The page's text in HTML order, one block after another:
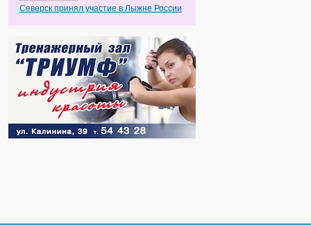
Северск принял участие в Лыжне России